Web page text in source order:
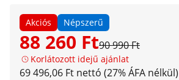
Akciós Népszerű
88 260 Ft90 990 Ft
Korlátozott idejű ajánlat
69 496,06 Ft nettó (27% ÁFA nélkül)